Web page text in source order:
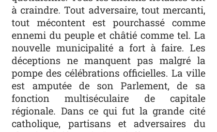
à craindre. Tout adversaire, tout mercanti,
tout mécontent est pourchassé comme
ennemi du peuple et châtié comme tel. La
nouvelle municipalité a fort à faire. Les
déceptions ne manquent pas malgré la
pompe des célébrations officielles. La ville
est amputée de son Parlement, de sa
fonction multiséculaire de capitale
régionale. Dans ce qui fut la grande cité
catholique, partisans et adversaires du